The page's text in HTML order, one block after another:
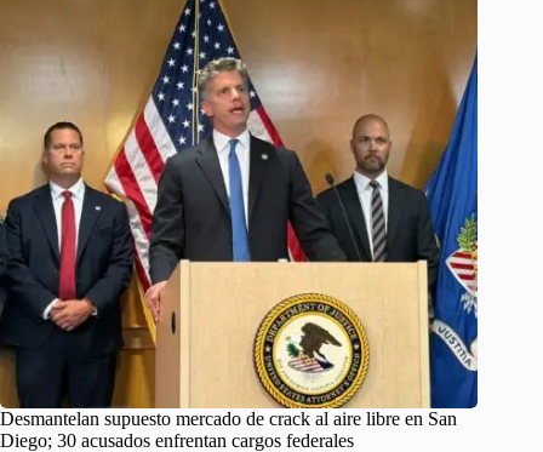
Desmantelan supuesto mercado de crack al aire libre en San
Diego; 30 acusados ​​enfrentan cargos federales